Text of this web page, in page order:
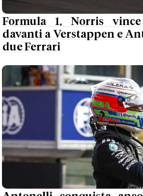
Formula 1, Norris
davanti a Verstappen e
due Ferrari